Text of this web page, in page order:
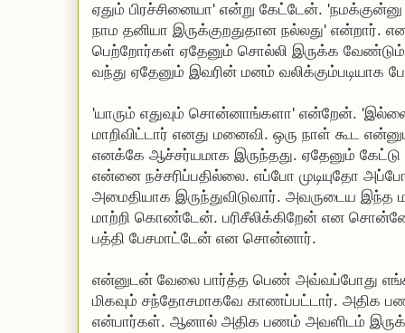
ஏதும் பிரச்சினையா' என்று கேட்டேன். 'நமக்குன்னு
நாம தனியா இருக்குறதுதான நல்லது' என்றார்.
பெற்றோர்கள் ஏதேனும் சொல்லி இருக்க
வந்து ஏதேனும் இவரின் மனம் வலிக்கும்படியாக
'யாரும் எதுவும் சொன்னாங்களா' என்றேன்.
மாறிவிட்டார் எனது மனைவி. ஒரு நாள் கூட
எனக்கே ஆச்சர்யமாக இருந்தது. ஏதேனும்
என்னை நச்சரிப்பதில்லை. எப்போ முடியுதோ
அமைதியாக இருந்துவிடுவார். அவருடைய
மாற்றி கொண்டேன். பரிசீலிக்கிறேன் என
பத்தி பேசமாட்டேன் என சொன்னார்.
என்னுடன் வேலை பார்த்த பெண் அவ்வப்போது
மிகவும் சந்தோசமாகவே காணப்பட்டார். அதிக
என்பார்கள். ஆனால் அதிக பணம் அவளிடம்